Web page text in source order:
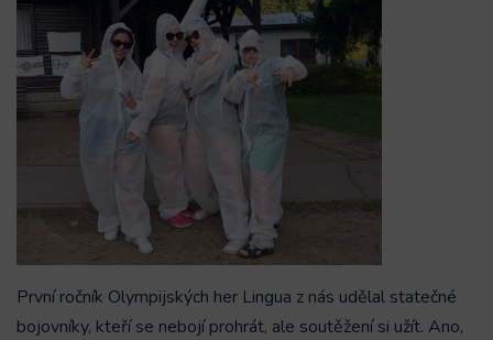
První ročník Olympijských her Lingua z nás udělal statečné
bojovníky, kteří se nebojí prohrát, ale soutěžení si užít. Ano,